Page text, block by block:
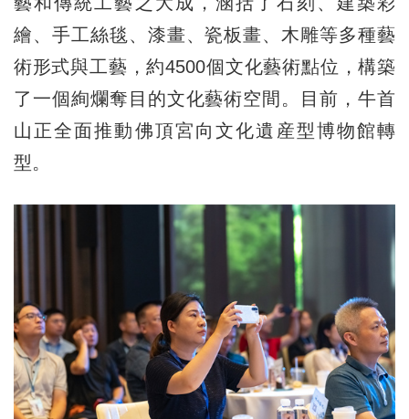
繪、手工絲毯、漆畫、瓷板畫、木雕等多種藝
術形式與工藝，約4500個文化藝術點位，構築
了一個絢爛奪目的文化藝術空間。目前，牛首
山正全面推動佛頂宮向文化遺産型博物館轉
型。